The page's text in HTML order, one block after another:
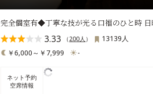
完全個室有◆丁寧な技が光る口福のひと時
3.33 （200人 ）
13139人
￥6,000～￥7,999
-
ネット予約
空席情報